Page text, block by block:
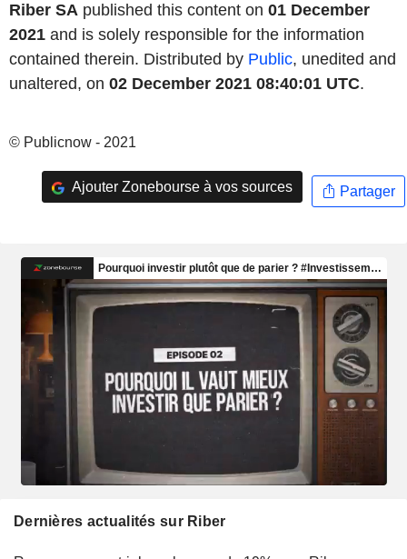
Riber SA published this content on 01 December
2021 and is solely responsible for the information
contained therein. Distributed by Public, unedited and
unaltered, on 02 December 2021 08:40:01 UTC.
© Publicnow - 2021
Ajouter Zonebourse à vos sources Partager
Dernières actualités sur Riber